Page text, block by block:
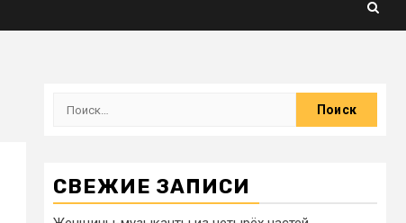
СВЕЖИЕ ЗАПИСИ